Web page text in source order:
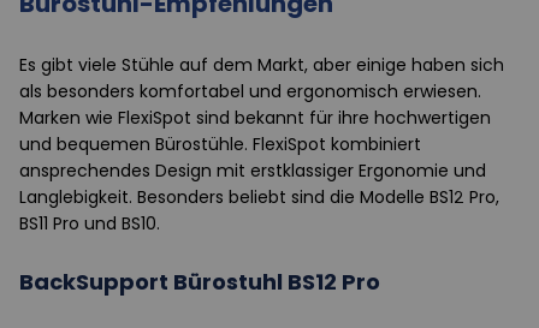
Es gibt viele Stühle auf dem Markt, aber einige haben sich
als besonders komfortabel und ergonomisch erwiesen.
Marken wie FlexiSpot sind bekannt für ihre hochwertigen
und bequemen Bürostühle. FlexiSpot kombiniert
ansprechendes Design mit erstklassiger Ergonomie und
Langlebigkeit. Besonders beliebt sind die Modelle BS12 Pro,
BS11 Pro und BS10.
BackSupport Bürostuhl BS12 Pro